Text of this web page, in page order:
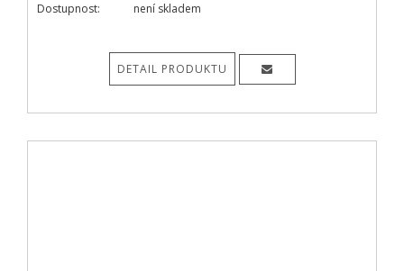
Dostupnost:
není skladem
DETAIL PRODUKTU